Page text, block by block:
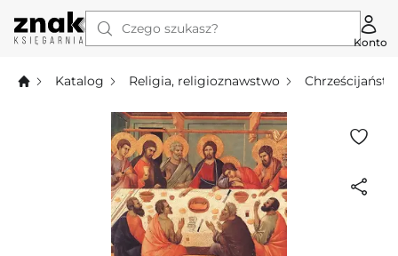
Czego szukasz?
Konto
Katalog Religia, religioznawstwo